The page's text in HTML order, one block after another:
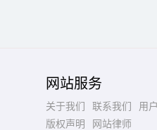
网站服务
关于我们 联系我们
用
版权声明
网站律师